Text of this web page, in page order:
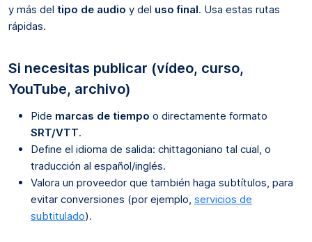
y más del tipo de audio y del uso final. Usa estas rutas
rápidas.
Si necesitas publicar (vídeo, curso,
YouTube, archivo)
Pide marcas de tiempo o directamente formato
SRT/VTT.
Define el idioma de salida: chittagoniano tal cual, o
traducción al español/inglés.
Valora un proveedor que también haga subtítulos, para
evitar conversiones (por ejemplo, servicios de
subtitulado).